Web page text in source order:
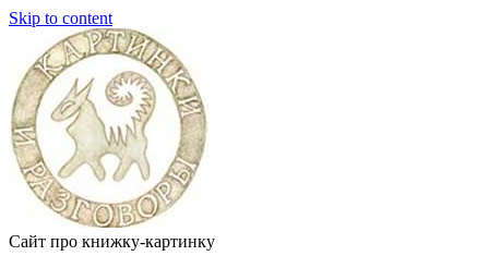
Skip to content
Сайт про книжку-картинку